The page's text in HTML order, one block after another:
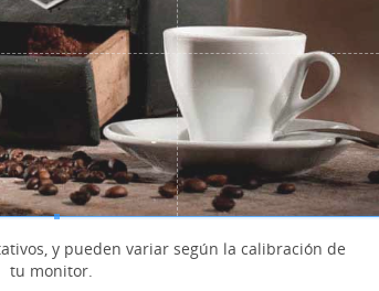
y pueden variar según la calibración de
tu monitor.